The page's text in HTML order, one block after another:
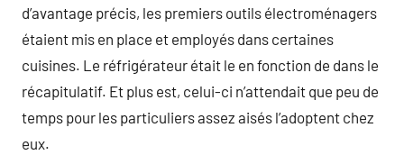
d’avantage précis, les premiers outils électroménagers
étaient mis en place et employés dans certaines
cuisines. Le réfrigérateur était le en fonction de dans le
récapitulatif. Et plus est, celui-ci n’attendait que peu de
temps pour les particuliers assez aisés l’adoptent chez
eux.